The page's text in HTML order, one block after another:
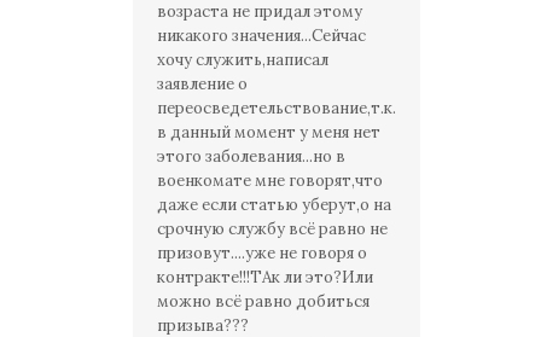
возраста не придал этому
никакого значения...Сейчас
хочу служить,написал
заявление о
переосведетельствование,т.к.
в данный момент у меня нет
этого заболевания...но в
военкомате мне говорят,что
даже если статью уберут,о на
срочную службу всё равно не
призовут....уже не говоря о
контракте!!!ТАк ли это?Или
можно всё равно добиться
призыва???